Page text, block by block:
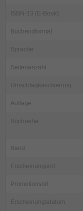
ISBN-13 (E-Book)
Buchendformat
Sprache
Seitenanzahl
Umschlagkaschierung
Auflage
Buchreihe
Band
Erscheinungsort
Promotionsort
Erscheinungsdatum